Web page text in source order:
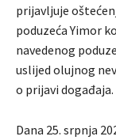
prijavljuje
poduzeća Yimor
navedenog
uslijed olujnog
o prijavi događaja.
Dana 25. srpnja